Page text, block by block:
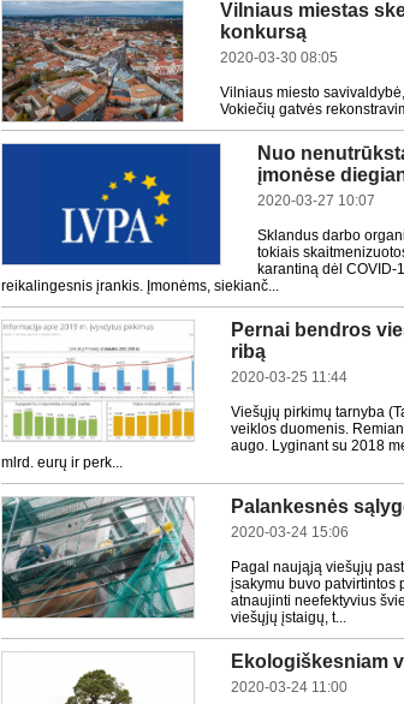
Vilniaus miestas
konkursą
2020-03-30 08:05
Vilniaus miesto
Vokiečių gatvės
Nuo
įmonėse
2020-03-27 10:07
Sklandus darbo
tokiais
karantiną dėl COVID-
reikalingesnis įrankis. Įmonėms, siekianč...
Pernai bendros
ribą
2020-03-25 11:44
Viešųjų pirkimų tarnyba
veiklos duomenis.
augo. Lyginant su 2018
mlrd. eurų ir perk...
Palankesnės
2020-03-24 15:06
Pagal naująją viešųjų
įsakymu buvo patvirtintos
atnaujinti neefektyvius
viešųjų įstaigų, t...
Ekologiškesniam
2020-03-24 11:00